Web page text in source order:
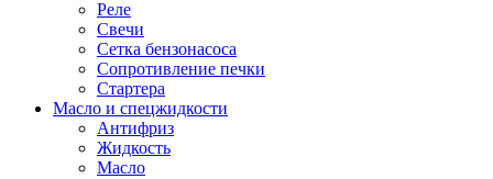
Реле
Свечи
Сетка бензонасоса
Сопротивление печки
Стартера
Масло и спецжидкости
Антифриз
Жидкость
Масло